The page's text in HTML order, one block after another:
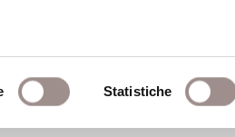
Statistiche
di Firenze